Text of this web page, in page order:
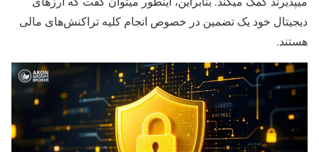
دیجیتال خود یک تضمین در خصوص انجام کلیه تراکنش‌های مالی
هستند.